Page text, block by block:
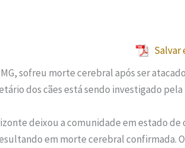
Salvar
sofreu morte cerebral após ser
dos cães está sendo investigado
deixou a comunidade em estado de
em morte cerebral confirmada.